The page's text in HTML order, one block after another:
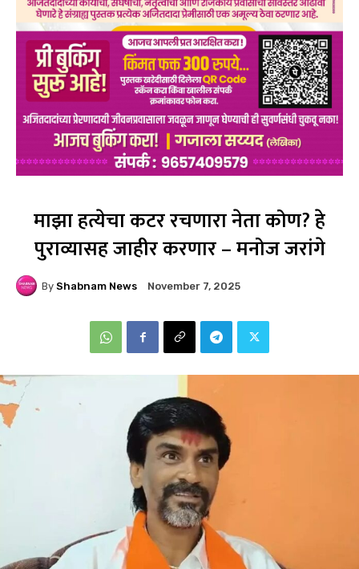
माझा हत्येचा कटर रचणारा नेता कोण? हे
पुराव्यासह जाहीर करणार – मनोज जरांगे
By Shabnam News November 7, 2025